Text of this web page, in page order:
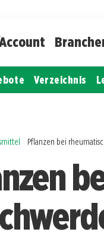
Verzeichnis
Pflanzen bei